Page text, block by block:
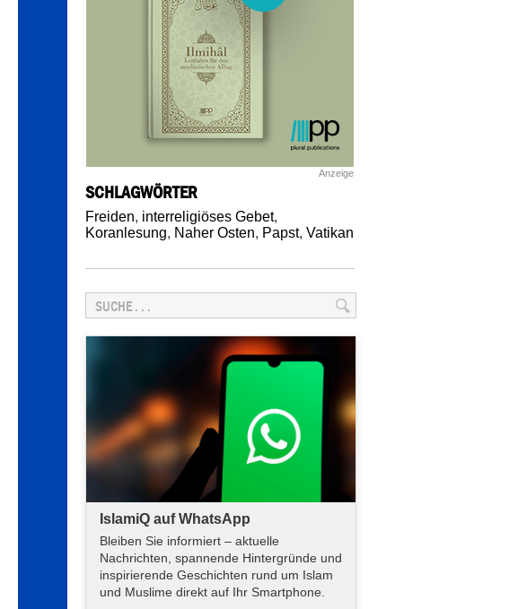
Anzeige
SCHLAGWÖRTER
Freiden, interreligiöses Gebet,
Koranlesung, Naher Osten, Papst, Vatikan
IslamiQ auf WhatsApp
Bleiben Sie informiert – aktuelle
Nachrichten, spannende Hintergründe und
inspirierende Geschichten rund um Islam
und Muslime direkt auf Ihr Smartphone.